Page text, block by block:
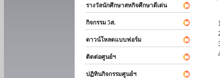
รางวัลนักศึกษาสหกิจศึกษาดีเด่น
กิจกรรม 5ส.
ดาวน์โหลดแบบฟอร์ม
ติดต่อศูนย์ฯ
ปฏิทินกิจกรรมศูนย์ฯ